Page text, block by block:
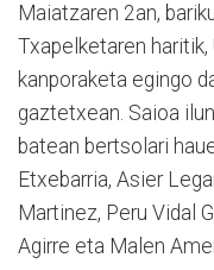
Maiatzaren 2an,
Txapelketaren
kanporaketa egingo
gaztetxean. Saioa
batean bertsolari
Etxebarria, Asier
Martinez, Peru Vidal
Agirre eta Malen